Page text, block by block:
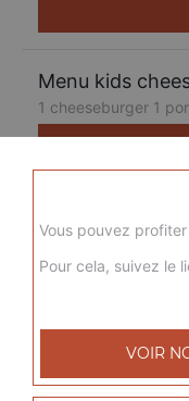
Menu kids
1 cheeseburger 1
Vous pouvez
Pour cela, suivez le
VOIR